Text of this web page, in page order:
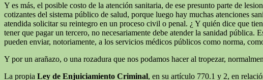
Y es más, el posible costo de la atención sanitaria, de ese presunto parte de
cotizantes del sistema público de salud, porque luego hay muchas atenciones
atendida solicitar su reintegro en un proceso civil o penal. ¿ Y quién dice que
tener que pagar un tercero, no necesariamente debe atender la sanidad
pueden enviar, notoriamente, a los servicios médicos públicos como norma,
Y por un arañazo, o una rozadura que nos podamos hacer al tropezar,
La propia Ley de Enjuiciamiento Criminal, en su artículo 770.1 y 2, en